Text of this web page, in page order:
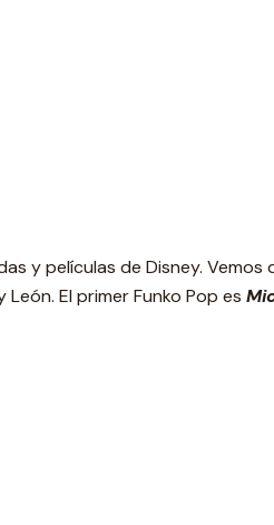
y películas de Disney. Vemos
El primer Funko Pop es